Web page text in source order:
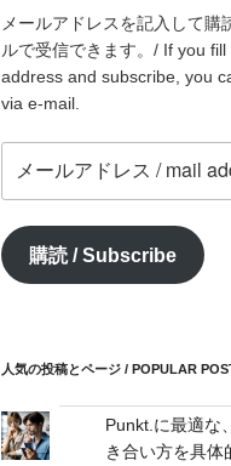
メールアドレスを記入して購
ルで受信できます。/ If you
address and subscribe, you
via e-mail.
ア
ド
mail
購読 / Subscribe
人気の投稿とページ / POPULAR
Punkt.に最適な
き合い方を具体